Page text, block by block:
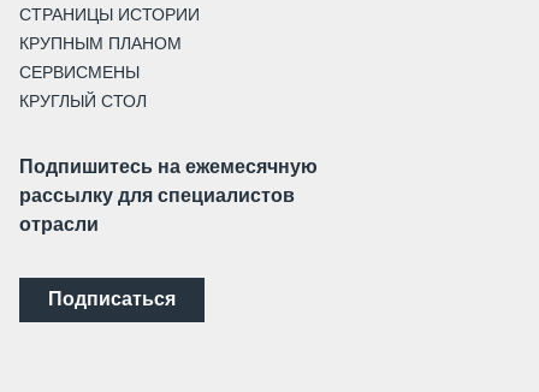
СТРАНИЦЫ ИСТОРИИ
КРУПНЫМ ПЛАНОМ
СЕРВИСМЕНЫ
КРУГЛЫЙ СТОЛ
Подпишитесь на ежемесячную
рассылку для специалистов
отрасли
Подписаться